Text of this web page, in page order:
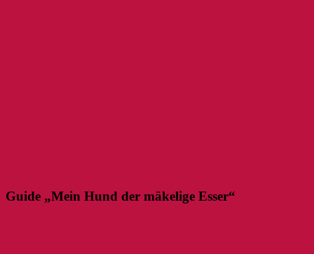
Guide „Mein Hund der mäkelige Esser“